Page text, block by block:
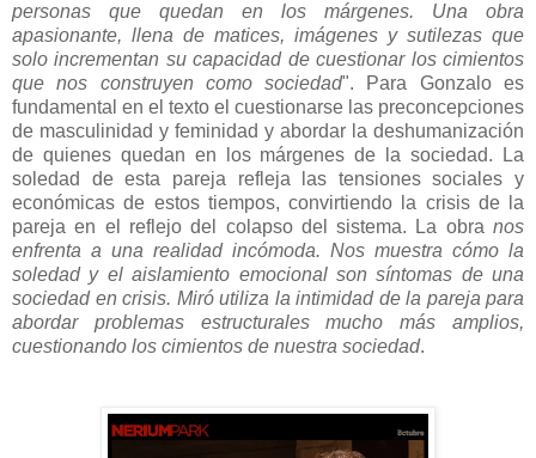
personas que quedan en los márgenes. Una obra
apasionante, llena de matices, imágenes y sutilezas que
solo incrementan su capacidad de cuestionar los cimientos
que nos construyen como sociedad". Para Gonzalo es
fundamental en el texto el cuestionarse las preconcepciones
de masculinidad y feminidad y abordar la deshumanización
de quienes quedan en los márgenes de la sociedad. La
soledad de esta pareja refleja las tensiones sociales y
económicas de estos tiempos, convirtiendo la crisis de la
pareja en el reflejo del colapso del sistema. La obra nos
enfrenta a una realidad incómoda. Nos muestra cómo la
soledad y el aislamiento emocional son síntomas de una
sociedad en crisis. Miró utiliza la intimidad de la pareja para
abordar problemas estructurales mucho más amplios,
cuestionando los cimientos de nuestra sociedad.